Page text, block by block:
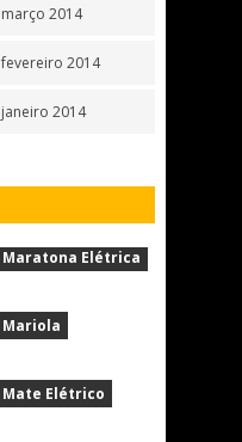
março 2014
fevereiro 2014
janeiro 2014
Maratona Elétrica
Mariola
Mate Elétrico